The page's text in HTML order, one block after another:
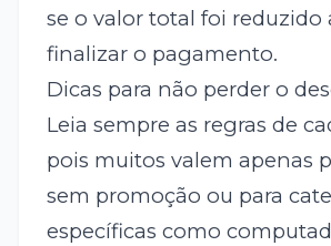
se o valor total foi reduzido
finalizar o pagamento.
Dicas para não perder o
Leia sempre as regras de
pois muitos valem apenas
sem promoção ou para
específicas como